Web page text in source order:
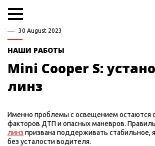
30 August 2023
НАШИ РАБОТЫ
Mini Cooper S:
линз
Именно проблемы с освещением остаются
факторов ДТП и опасных маневров.
линз призвана поддерживать стабильное,
без усталости водителя.